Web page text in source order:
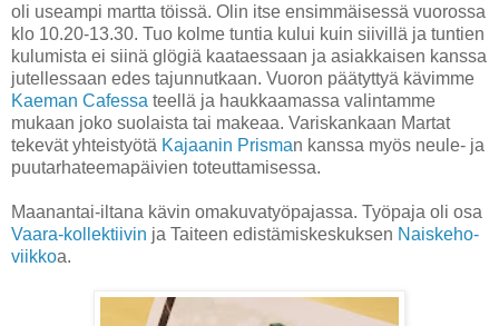
oli useampi martta töissä. Olin itse ensimmäisessä vuorossa
klo 10.20-13.30. Tuo kolme tuntia kului kuin siivillä ja tuntien
kulumista ei siinä glögiä kaataessaan ja asiakkaisen kanssa
jutellessaan edes tajunnutkaan. Vuoron päätyttyä kävimme
Kaeman Cafessa teellä ja haukkaamassa valintamme
mukaan joko suolaista tai makeaa. Variskankaan Martat
tekevät yhteistyötä Kajaanin Prisman kanssa myös neule- ja
puutarhateemapäivien toteuttamisessa.
Maanantai-iltana kävin omakuvatyöpajassa. Työpaja oli osa
Vaara-kollektiivin ja Taiteen edistämiskeskuksen Naiskeho-
viikkoa.